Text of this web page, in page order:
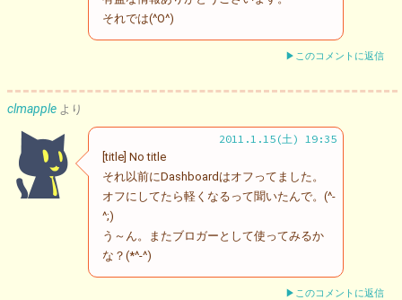
それでは(^O^)
▶このコメントに返信
clmapple より
2011.1.15(土) 19:35
[title] No title
それ以前にDashboardはオフってました。
オフにしてたら軽くなるって聞いたんで。(^-
^;)
う～ん。またブロガーとして使ってみるか
な？(*^-^)
▶このコメントに返信